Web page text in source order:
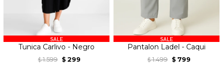
Tunica Carlivo - Negro
$ 1.599 $ 299
Pantalon Ladel - Caqui
$ 1.499 $ 799